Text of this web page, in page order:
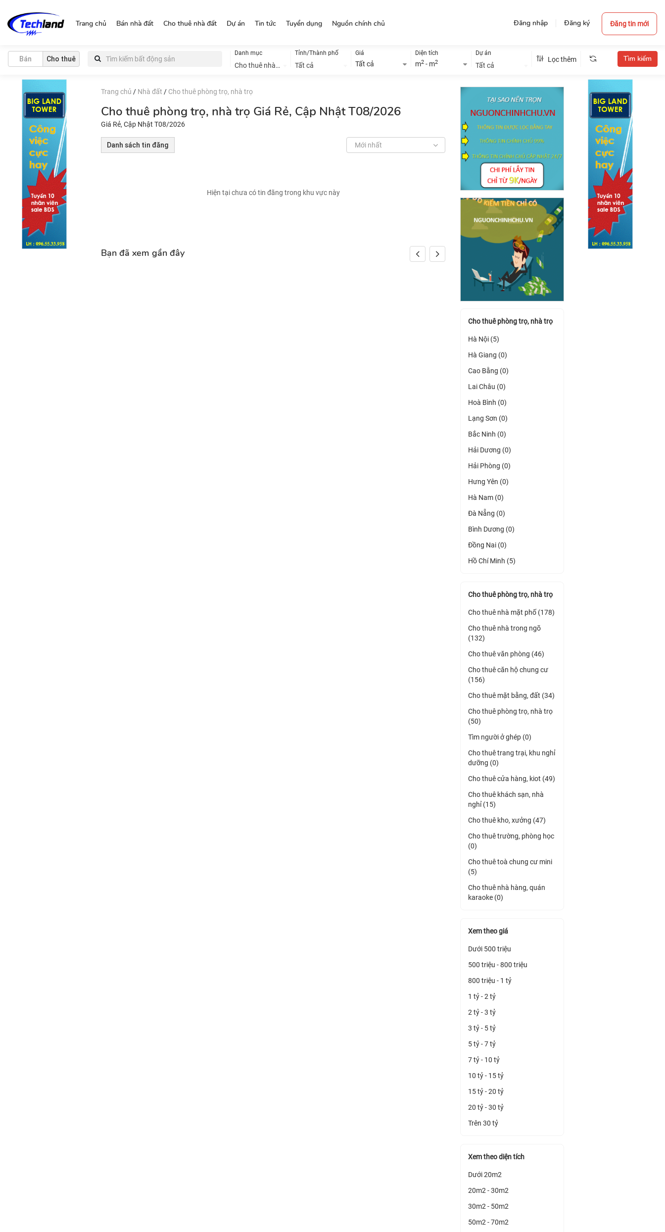
Đăng nhập Đăng ký Đăng tin mới
Trang chủ Bán nhà đất Cho thuê nhà đất Dự án Tin tức Tuyển dụng Nguồn chính chủ
Bán Cho thuê
Danh mục
Cho thuê nhà đất
Tỉnh/Thành phố
Tất cả
Giá
Tất cả
Diện tích
m2 - m2
Dự án
Tất cả
Lọc thêm
Trang chủ / Nhà đất / Cho thuê phòng trọ, nhà trọ
Cho thuê phòng trọ, nhà trọ Giá Rẻ, Cập Nhật T08/2026
Giá Rẻ, Cập Nhật T08/2026
Danh sách tin đăng Mới nhất
Hiện tại chưa có tin đăng trong khu vực này
Bạn đã xem gần đây
Cho thuê phòng trọ, nhà trọ
Hà Nội (5)
Hà Giang (0)
Cao Bằng (0)
Lai Châu (0)
Hoà Bình (0)
Lạng Sơn (0)
Bắc Ninh (0)
Hải Dương (0)
Hải Phòng (0)
Hưng Yên (0)
Hà Nam (0)
Đà Nẵng (0)
Bình Dương (0)
Đồng Nai (0)
Hồ Chí Minh (5)
Cho thuê phòng trọ, nhà trọ
Cho thuê nhà mặt phố (178)
Cho thuê nhà trong ngõ
(132)
Cho thuê văn phòng (46)
Cho thuê căn hộ chung cư
(156)
Cho thuê mặt bằng, đất (34)
Cho thuê phòng trọ, nhà trọ
(50)
Tìm người ở ghép (0)
Cho thuê trang trại, khu nghỉ
dưỡng (0)
Cho thuê cửa hàng, kiot (49)
Cho thuê khách sạn, nhà
nghỉ (15)
Cho thuê kho, xưởng (47)
Cho thuê trường, phòng học
(0)
Cho thuê toà chung cư mini
(5)
Cho thuê nhà hàng, quán
karaoke (0)
Xem theo giá
Dưới 500 triệu
500 triệu - 800 triệu
800 triệu - 1 tỷ
1 tỷ - 2 tỷ
2 tỷ - 3 tỷ
3 tỷ - 5 tỷ
5 tỷ - 7 tỷ
7 tỷ - 10 tỷ
10 tỷ - 15 tỷ
15 tỷ - 20 tỷ
20 tỷ - 30 tỷ
Trên 30 tỷ
Xem theo diện tích
Dưới 20m2
20m2 - 30m2
30m2 - 50m2
50m2 - 70m2